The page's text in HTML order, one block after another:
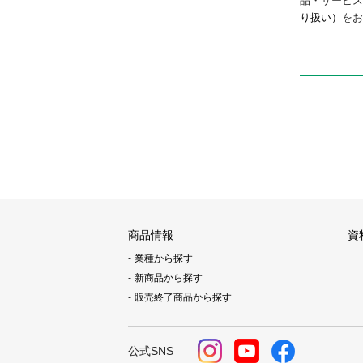
り扱い） を
商品情報
業種から探す
新商品から探す
販売終了商品から探す
資
公式SNS